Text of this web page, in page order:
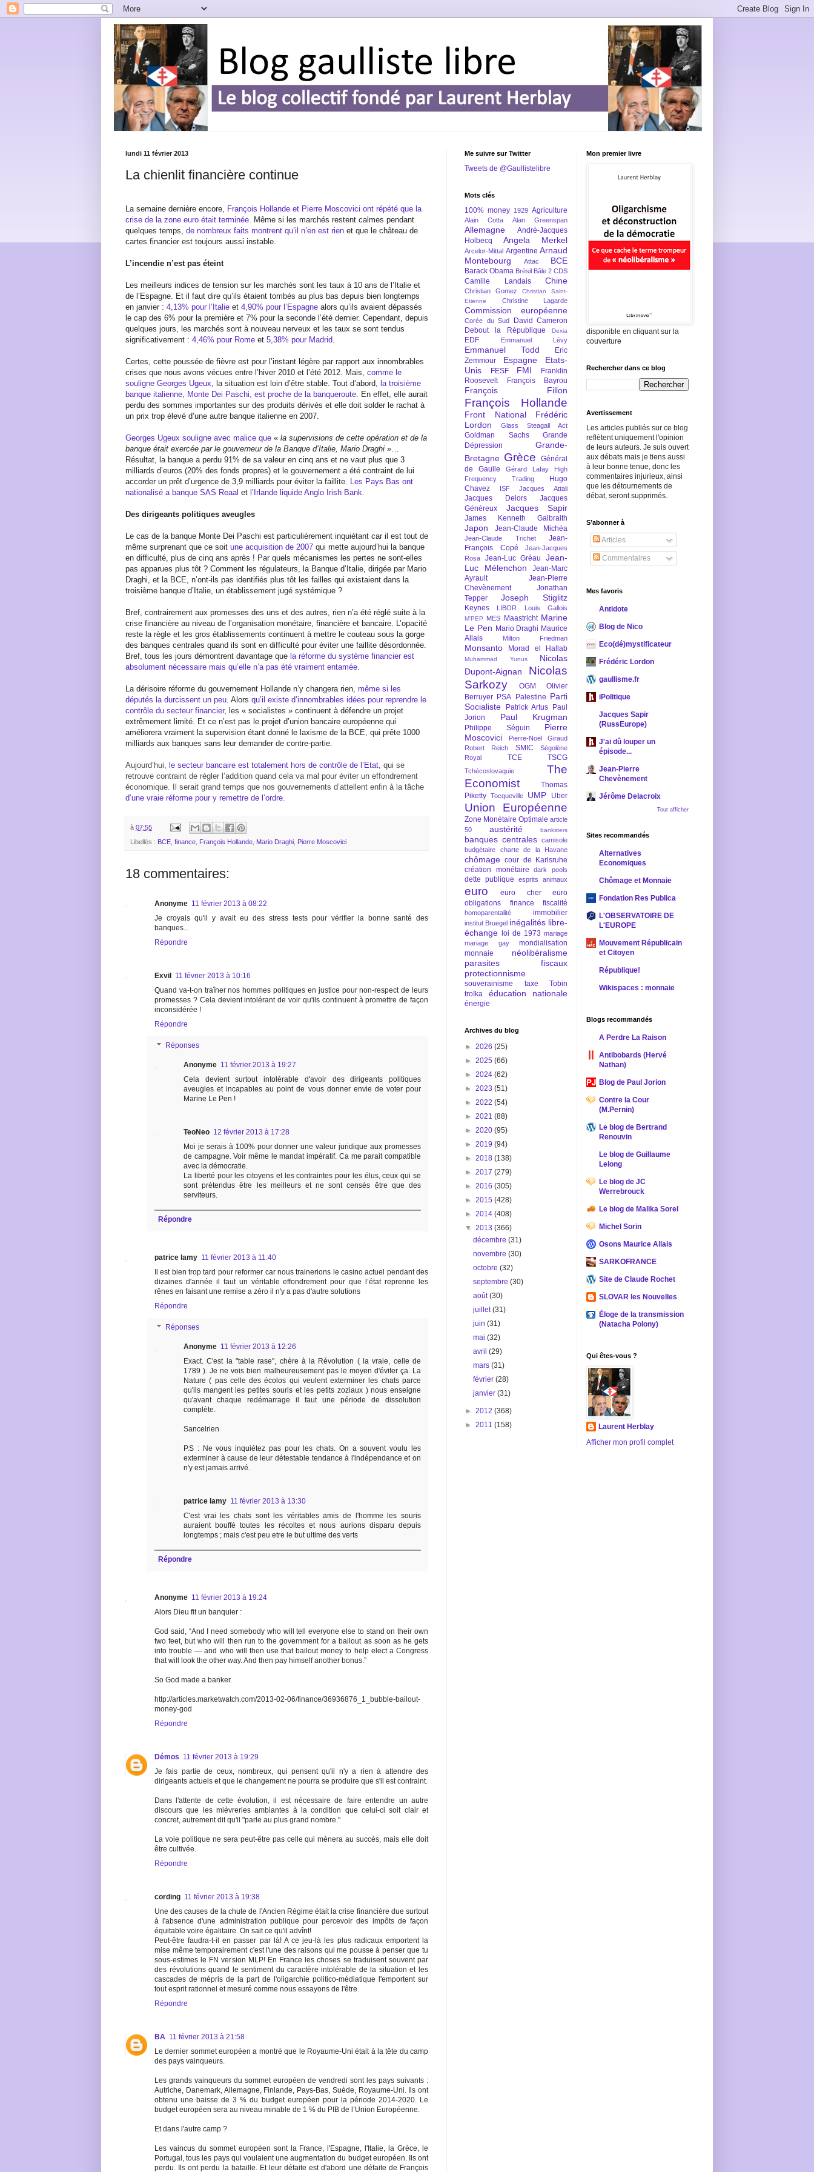
lundi 11 février 2013
La chienlit financière continue
La semaine dernière encore, François Hollande et Pierre Moscovici ont répété que la
crise de la zone euro était terminée . Même si les marchés restent calmes pendant
quelques temps, de nombreux faits montrent qu’il n’en est rien et que le château de
cartes financier est toujours aussi instable.
L’incendie n’est pas éteint
Les meilleurs indices de tension sur les marchés sont les taux à 10 ans de l’Italie et
de l’Espagne. Et il faut dire qu’ils étaient tombés au plus bas depuis bien longtemps
en janvier : 4,13% pour l’Italie et 4,90% pour l’Espagne alors qu’ils avaient dépassés
le cap des 6% pour la première et 7% pour la seconde l’été dernier. Cependant, depuis
quelques jours, les marchés sont à nouveau nerveux et les taux se sont tendus
significativement : 4,46% pour Rome et 5,38% pour Madrid
Certes, cette poussée de fièvre est pour l’instant légère par rapport aux innombrables
crises que nous avons vécues entre l’hiver 2010 et l’été 2012. Mais, comme le
souligne Georges Ugeux , la situation est loin d’être stable. Tout d’abord, la troisième
banque italienne, Monte Dei Paschi, est proche de la banqueroute . En effet, elle aurait
perdu des sommes importantes sur des produits dérivés et elle doit solder le rachat à
un prix trop élevé d’une autre banque italienne en 2007.
Georges Ugeux souligne avec malice que « la supervisions de cette opération et de la
banque était exercée par le gouverneur de la Banque d’Italie, Mario Draghi »…
Résultat, la banque a perdu 91% de sa valeur en cinq ans et ne vaut plus que 3
milliards d’euros (20% des fonds propres) et le gouvernement a été contraint de lui
accorder un prêt d’urgence de 3,9 milliards pour éviter la faillite. Les Pays Bas ont
nationalisé a banque SAS Reaal et l’Irlande liquide Anglo Irish Bank
Des dirigeants politiques aveugles
Le cas de la banque Monte Dei Paschi est particulièrement inquiétant car il est tout de
même surprenant que ce soit une acquisition de 2007 qui mette aujourd’hui la banque
en difficulté, plus de cinq ans après ! Par quels mécanismes les pertes ne sont-elles
pas apparues plus tôt ? Comment les régulateurs, la Banque d’Italie, dirigée par Mario
Draghi, et la BCE, n’ont-ils pas identifiés plus tôt les failles qui existaient dans la
troisième banque d’Italie, un établissement jugé systémique ?
Bref, contrairement aux promesses des uns et des autres, rien n’a été réglé suite à la
crise financière au niveau de l’organisation monétaire, financière et bancaire. L’opacité
reste la règle et les gros établissements continuent à mettre le couteau sous la gorge
des banques centrales quand ils sont en difficulté pour éviter une faillite désordonnée.
Bref, tous les jours démontrent davantage que la réforme du système financier est
absolument nécessaire mais qu’elle n’a pas été vraiment entamée
La dérisoire réforme du gouvernement Hollande n’y changera rien, même si les
députés la durcissent un peu . Alors qu’il existe d’innombrables idées pour reprendre le
contrôle du secteur financier, les « socialistes » continuent à défendre un projet
extrêmement limité. Et ce n’est pas le projet d’union bancaire européenne qui
améliorera vraiment la supervision étant donné le laxisme de la BCE, qui prête 1000
milliards aux banques sans leur demander de contre-partie.
Aujourd’hui, le secteur bancaire est totalement hors de contrôle de l’Etat , qui se
retrouve contraint de régler l’addition quand cela va mal pour éviter un effondrement
économique. Il serait grand temps que nos gouvernements d’attellent enfin à la tâche
d’une vraie réforme pour y remettre de l’ordre
à 07:55
Libellés : BCE finance François Hollande Mario Draghi Pierre Moscovici
18 commentaires:
Anonyme 11 février 2013 à 08:22
Je croyais qu'il y avait eu des stress tests pour vérifier la bonne santé des
banques...
Répondre
Exvil
11 février 2013 à 10:16
Quand va-t-on traîner nos hommes politiques en justice pour non-respect de leurs
promesses ? Cela devient intolérant de voir qu'ils continuent à promettre de façon
inconsidérée !
Répondre
Réponses
Anonyme 11 février 2013 à 19:27
Cela devient surtout intolérable d'avoir des dirigeants politiques
aveugles et incapables au point de vous donner envie de voter pour
Marine Le Pen !
TeoNeo 12 février 2013 à 17:28
Moi je serais à 100% pour donner une valeur juridique aux promesses
de campagne. Voir même le mandat impératif. Ca me parait compatible
avec la démocratie.
La liberté pour les citoyens et les contraintes pour les élus, ceux qui se
sont prétendus être les meilleurs et ne sont censés être que des
serviteurs.
Répondre
patrice lamy 11 février 2013 à 11:40
Il est bien trop tard pour reformer car nous trainerions le casino actuel pendant des
dizaines d'année il faut un véritable effondrement pour que l’état reprenne les
rênes en faisant une remise a zéro il n'y a pas d'autre solutions
Répondre
Réponses
Anonyme 11 février 2013 à 12:26
Exact. C'est la "table rase", chère à la Révolution ( la vraie, celle de
1789 ). Je ne vois bien malheureusement pas le moyen d'éviter ça. La
Nature ( pas celle des écolos qui veulent exterminer les chats parce
qu'ils mangent les petites souris et les petits zoziaux ) nous enseigne
qu'avant chaque redémarrage il faut une période de dissolution
complète.
Sancelrien
P.S : Ne vous inquiétez pas pour les chats. On a souvent voulu les
exterminer à cause de leur détestable tendance à l'indépendance et on
n'y est jamais arrivé.
patrice lamy 11 février 2013 à 13:30
C'est vrai les chats sont les véritables amis de l'homme les souris
auraient bouffé toutes les récoltes et nous aurions disparu depuis
longtemps ; mais c'est peu etre le but ultime des verts
Répondre
Anonyme 11 février 2013 à 19:24
Alors Dieu fit un banquier :
God said, “And I need somebody who will tell everyone else to stand on their own
two feet, but who will then run to the government for a bailout as soon as he gets
into trouble — and who will then use that bailout money to help elect a Congress
that will look the other way. And then pay himself another bonus.”
So God made a banker.
http://articles.marketwatch.com/2013-02-06/finance/36936876_1_bubble-bailout-
money-god
Répondre
Démos 11 février 2013 à 19:29
Je fais partie de ceux, nombreux, qui pensent qu'il n'y a rien à attendre des
dirigeants actuels et que le changement ne pourra se produire que s'il est contraint.
Dans l'attente de cette évolution, il est nécessaire de faire entendre un autre
discours que les mièvreries ambiantes à la condition que celui-ci soit clair et
concret, autrement dit qu'il "parle au plus grand nombre."
La voie politique ne sera peut-être pas celle qui mènera au succès, mais elle doit
être cultivée.
Répondre
cording 11 février 2013 à 19:38
Une des causes de la chute de l'Ancien Régime était la crise financière due surtout
à l'absence d'une administration publique pour percevoir des impôts de façon
équitable voire égalitaire. On sait ce qu'il advînt!
Peut-être faudra-t-il en passer par là! A ce jeu-là les plus radicaux emportent la
mise même temporairement c'est l'une des raisons qui me pousse à penser que tu
sous-estimes le FN version MLP! En France les choses se traduisent souvent par
des révolutions quand le sentiment du caractère intolérable de la situation et les
cascades de mépris de la part de l'oligarchie politico-médiatique l'emportent sur
tout esprit rationnel et mesuré comme nous essayons de l'être.
Répondre
BA 11 février 2013 à 21:58
Le dernier sommet européen a montré que le Royaume-Uni était à la tête du camp
des pays vainqueurs.
Les grands vainqueurs du sommet européen de vendredi sont les pays suivants :
Autriche, Danemark, Allemagne, Finlande, Pays-Bas, Suède, Royaume-Uni. Ils ont
obtenu une baisse de 3 % du budget européen pour la période 2014-2020. Le
budget européen sera au niveau minable de 1 % du PIB de l’Union Européenne.
Et dans l'autre camp ?
Les vaincus du sommet européen sont la France, l'Espagne, l'Italie, la Grèce, le
Portugal, tous les pays qui voulaient une augmentation du budget européen. Ils ont
perdu. Ils ont perdu la bataille. Et leur défaite est d'abord une défaite de François
Me suivre sur Twitter
Tweets de @Gaullistelibre
Mots clés
100% money 1929 Agriculture
Alain Cotta Alan Greenspan
Allemagne
André-Jacques
Holbecq
Angela Merkel
Arcelor-Mittal Argentine Arnaud
Montebourg
Attac BCE
Barack Obama Brésil Bâle 2 CDS
Camille Landais Chine
Christian Gomez
Christian Saint-
Etienne
Christine Lagarde
Commission européenne
Corée du Sud
David Cameron
Debout la République
Dexia
EDF Emmanuel Lévy
Emmanuel Todd
Eric
Zemmour
Espagne
Etats-
Unis
FESF FMI
Franklin
Roosevelt
François Bayrou
François Fillon
François Hollande
Front National
Frédéric
Lordon
Glass Steagall Act
Goldman Sachs
Grande
Dépression
Grande-
Bretagne Grèce
Général
de Gaulle
Gérard Lafay
High
Frequency Trading
Hugo
Chavez
ISF Jacques Attali
Jacques Delors
Jacques
Généreux
Jacques Sapir
James Kenneth Galbraith
Japon Jean-Claude Michéa
Jean-Claude Trichet
Jean-
François Copé
Jean-Jacques
Rosa
Jean-Luc Gréau
Jean-
Luc Mélenchon
Jean-Marc
Ayrault
Jean-Pierre
Chevènement
Jonathan
Tepper
Joseph Stiglitz
Keynes LIBOR Louis Gallois
M'PEP MES Maastricht Marine
Le Pen Mario Draghi Maurice
Allais
Milton Friedman
Monsanto Morad el Hallab
Muhammad Yunus
Nicolas
Dupont-Aignan
Nicolas
Sarkozy
OGM
Olivier
Berruyer PSA Palestine Parti
Socialiste
Patrick Artus
Paul
Jorion
Paul Krugman
Philippe Séguin
Pierre
Moscovici
Pierre-Noël Giraud
Robert Reich
SMIC
Ségolène
Royal
TCE TSCG
Tchécoslovaquie
The
Economist
Thomas
Piketty Tocqueville UMP Uber
Union Européenne
Zone Monétaire Optimale article
50
austérité banksters
banques centrales camisole
budgétaire
charte de la Havane
chômage cour de Karlsruhe
création monétaire
dark pools
dette publique esprits animaux
euro euro cher
euro
obligations
finance fiscalité
homoparentalité immobilier
institut Bruegel inégalités libre-
échange
loi de 1973 mariage
mariage gay
mondialisation
monnaie
néolibéralisme
parasites fiscaux
protectionnisme
souverainisme
taxe Tobin
troïka
éducation nationale
énergie
Archives du blog
► 2026 (25)
► 2025 (66)
► 2024 (62)
► 2023 (51)
► 2022 (54)
► 2021 (88)
► 2020 (95)
► 2019 (94)
► 2018 (138)
► 2017 (279)
► 2016 (305)
► 2015 (428)
► 2014 (408)
▼ 2013 (366)
décembre(31)
novembre(30)
octobre(32)
septembre(30)
août(30)
juillet(31)
juin(31)
mai(32)
avril(29)
mars(31)
février(28)
janvier(31)
► 2012 (368)
► 2011 (158)
Mon premier livre
disponible en cliquant sur la
couverture
Rechercher dans ce blog
Avertissement
Les articles publiés sur ce blog
reflètent uniquement l'opinion
de leurs auteurs. Je suis ouvert
aux débats mais je tiens aussi
à leur bonne tenue, donc les
commentaires injurieux, ainsi
que les détournements de
débat, seront supprimés.
S’abonner à
Articles
Commentaires
Mes favoris
Antidote
Blog de Nico
Eco(dé)mystificateur
Frédéric Lordon
gaullisme.fr
iPolitique
Jacques Sapir
(RussEurope)
J'ai dû louper un
épisode...
Jean-Pierre
Chevènement
Jérôme Delacroix
Tout afficher
Sites recommandés
Alternatives
Economiques
Chômage et Monnaie
Fondation Res Publica
L'OBSERVATOIRE DE
L'EUROPE
Mouvement Républicain
et Citoyen
République!
Wikispaces : monnaie
Blogs recommandés
A Perdre La Raison
Antibobards (Hervé
Nathan)
Blog de Paul Jorion
Contre la Cour
(M.Pernin)
Le blog de Bertrand
Renouvin
Le blog de Guillaume
Lelong
Le blog de JC
Werrebrouck
Le blog de Malika Sorel
Michel Sorin
Osons Maurice Allais
SARKOFRANCE
Site de Claude Rochet
SLOVAR les Nouvelles
Éloge de la transmission
(Natacha Polony)
Qui êtes-vous ?
Laurent Herblay
Afficher mon profil complet